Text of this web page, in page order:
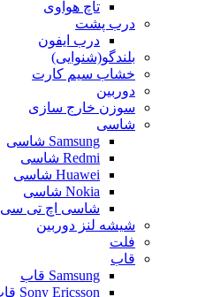
تاچ هواوی
درب پشت
درب ایفون
بلندگو(شنوایی)
خشاب سیم کارت
دوربین
سوزن خارج سازی
شاسی
Samsung شاسی
Redmi شاسی
Huawei شاسی
Nokia شاسی
شاسی اچ تی سی
شیشه لنز دوربین
فلت
قاب
Samsung قاب
Sony Ericsson قاب